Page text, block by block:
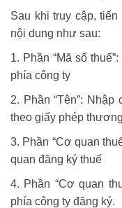
Sau khi truy cập,
nội dung như sau:
1. Phần “Mã số
phía công ty
2. Phần “Tên”:
theo giấy phép
3. Phần “Cơ quan
quan đăng ký thuế
4. Phần “Cơ quan
phía công ty đăng ký.